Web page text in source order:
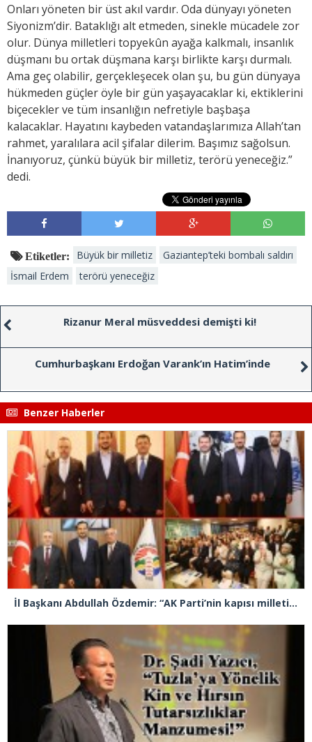
Onları yöneten bir üst akıl vardır. Oda dünyayı yöneten
Siyonizm’dir. Bataklığı alt etmeden, sinekle mücadele zor
olur. Dünya milletleri topyekûn ayağa kalkmalı, insanlık
düşmanı bu ortak düşmana karşı birlikte karşı durmalı.
Ama geç olabilir, gerçekleşecek olan şu, bu gün dünyaya
hükmeden güçler öyle bir gün yaşayacaklar ki, ektiklerini
biçecekler ve tüm insanlığın nefretiyle başbaşa
kalacaklar. Hayatını kaybeden vatandaşlarımıza Allah’tan
rahmet, yaralılara acil şifalar dilerim. Başımız sağolsun.
İnanıyoruz, çünkü büyük bir milletiz, terörü yeneceğiz.”
dedi.
Etiketler: Büyük bir milletiz
Gaziantep’teki bombalı saldırı
İsmail Erdem
terörü yeneceğiz
Rizanur Meral müsveddesi demişti ki!
Cumhurbaşkanı Erdoğan Varank’ın Hatim’inde
Benzer Haberler
İl Başkanı Abdullah Özdemir: “AK Parti’nin kapısı milletine hizmet etmek isteyen herkese açıktır”